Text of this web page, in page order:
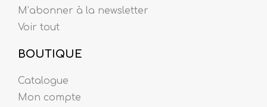
M’abonner à la newsletter
Voir tout
BOUTIQUE
Catalogue
Mon compte